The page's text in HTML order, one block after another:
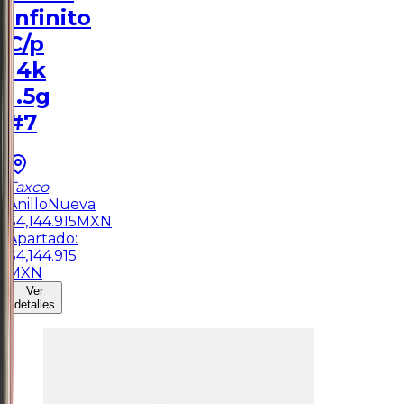
Infinito
C/p
14k
1.5g
#7
Taxco
Anillo Nueva
$4,144.915 MXN
Apartado:
$4,144.915
MXN
Ver
detalles